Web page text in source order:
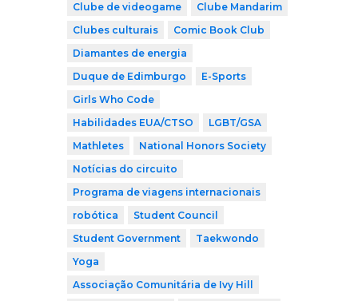
Clube de videogame
Clube Mandarim
Clubes culturais
Comic Book Club
Diamantes de energia
Duque de Edimburgo
E-Sports
Girls Who Code
Habilidades EUA/CTSO
LGBT/GSA
Mathletes
National Honors Society
Notícias do circuito
Programa de viagens internacionais
robótica
Student Council
Student Government
Taekwondo
Yoga
Associação Comunitária de Ivy Hill